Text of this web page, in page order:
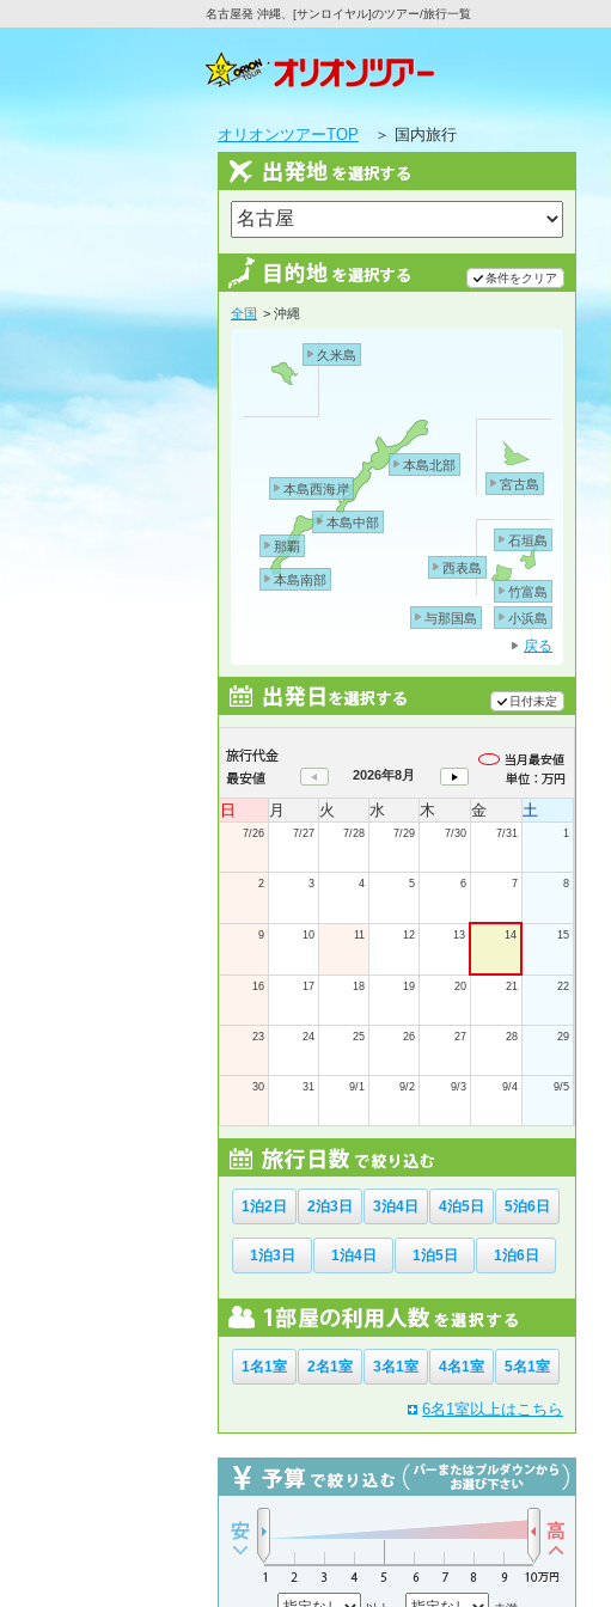
名古屋発 沖縄、[サンロイヤル]のツアー/旅行一覧
オリオンツアーTOP ＞ 国内旅行
条件をクリア
全国 > 沖縄
戻る
那覇
本島南部
本島中部
本島西海岸
本島北部
久米島
宮古島
石垣島
西表島
小浜島
竹富島
与那国島
日付未定
2026年8月
日 月 火 水 木 金 土
7/26 7/27 7/28 7/29 7/30 7/31 1
2 3 4 5 6 7 8
9 10 11 12 13 14 15
16 17 18 19 20 21 22
23 24 25 26 27 28 29
30 31 9/1 9/2 9/3 9/4 9/5
1泊2日 2泊3日 3泊4日 4泊5日 5泊6日
1泊3日 1泊4日 1泊5日 1泊6日
1名1室 2名1室 3名1室 4名1室 5名1室
6名1室以上はこちら